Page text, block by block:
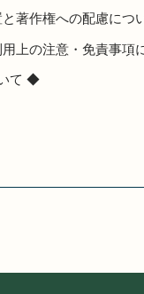
著作権への配慮につ
上の注意・免責事項
て ◆